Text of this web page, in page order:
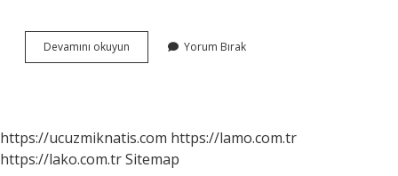
Devamını okuyun
Yakmak
Yapılmalı
Yorum Bırak
https://ucuzmiknatis.com https://lamo.com.tr
https://lako.com.trSitemap